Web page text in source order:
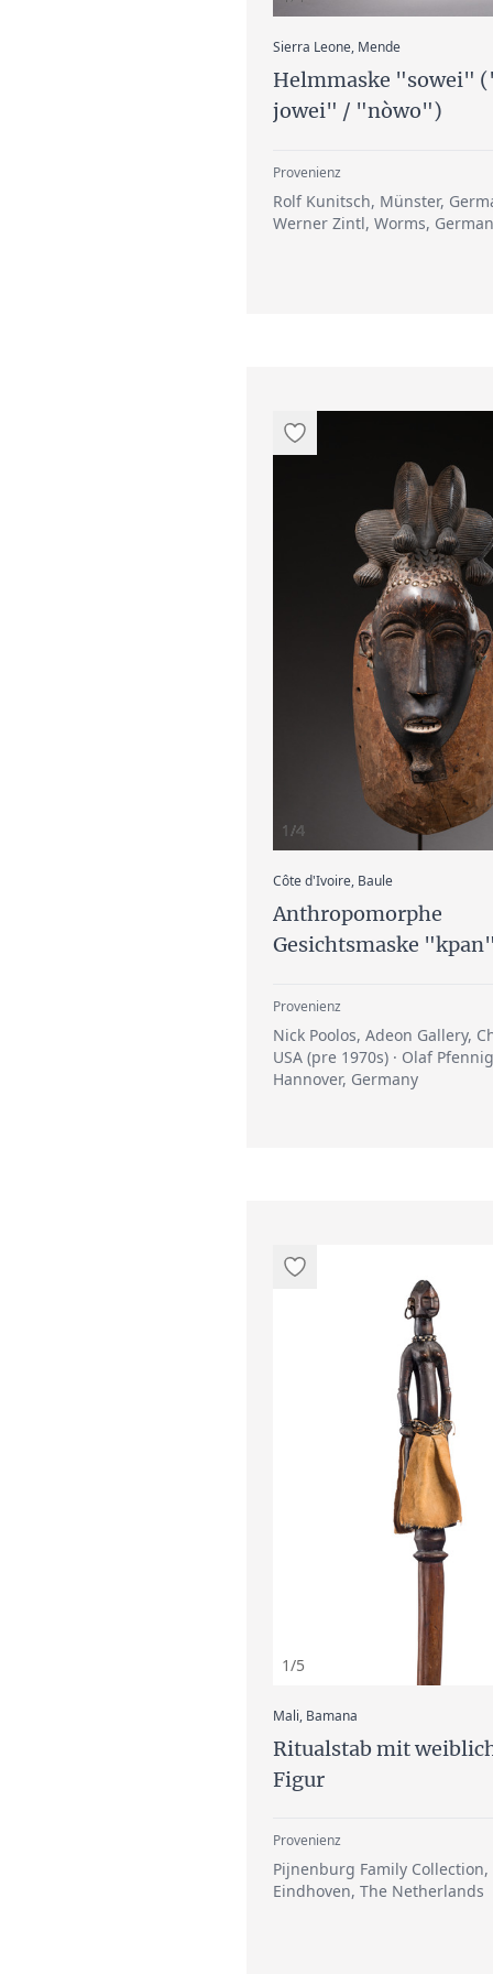
Sierra Leone, Mende:
Helmmaske "sowei"
jowei" / "nòwo")
Provenienz
Rolf Kunitsch, Münster,
Werner Zintl, Worms,
1/4
Côte d'Ivoire, Baule:
Anthropomorphe
Gesichtsmaske
Provenienz
Nick Poolos, Adeon Gallery,
USA (pre 1970s) · Olaf
Hannover, Germany
1/5
Mali, Bamana
Ritualstab mit
Figur
Provenienz
Pijnenburg Family Collection,
Eindhoven, The Netherlands